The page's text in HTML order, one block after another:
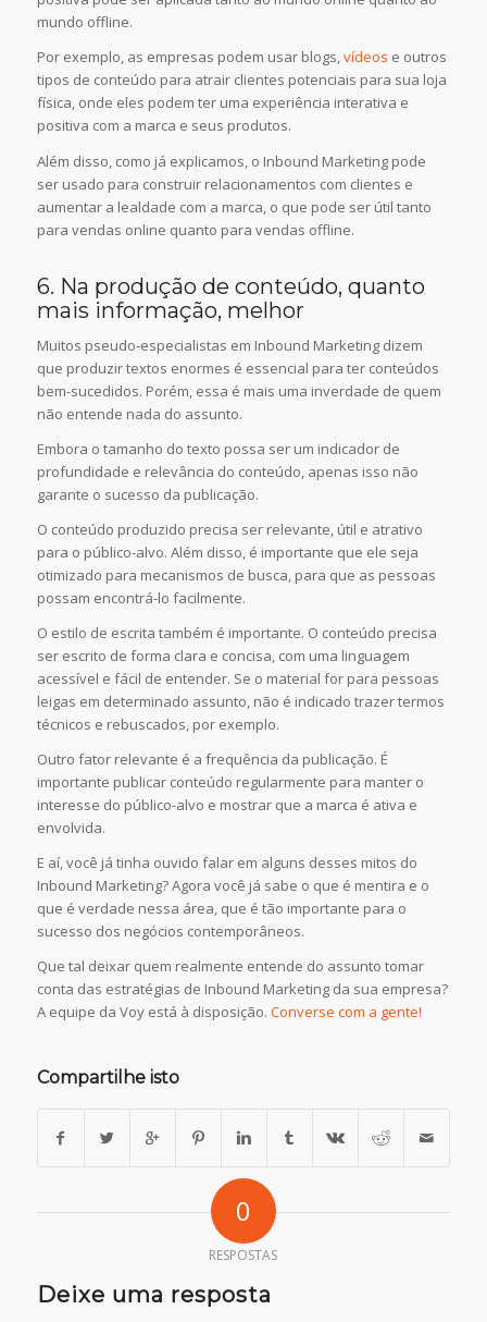
mundo offline.
Por exemplo, as empresas podem usar blogs,vídeos e outros
tipos de conteúdo para atrair clientes potenciais para sua loja
física, onde eles podem ter uma experiência interativa e
positiva com a marca e seus produtos.
Além disso, como já explicamos, o Inbound Marketing pode
ser usado para construir relacionamentos com clientes e
aumentar a lealdade com a marca, o que pode ser útil tanto
para vendas online quanto para vendas offline.
6. Na produção de conteúdo, quanto
mais informação, melhor
Muitos pseudo-especialistas em Inbound Marketing dizem
que produzir textos enormes é essencial para ter conteúdos
bem-sucedidos. Porém, essa é mais uma inverdade de quem
não entende nada do assunto.
Embora o tamanho do texto possa ser um indicador de
profundidade e relevância do conteúdo, apenas isso não
garante o sucesso da publicação.
O conteúdo produzido precisa ser relevante, útil e atrativo
para o público-alvo. Além disso, é importante que ele seja
otimizado para mecanismos de busca, para que as pessoas
possam encontrá-lo facilmente.
O estilo de escrita também é importante. O conteúdo precisa
ser escrito de forma clara e concisa, com uma linguagem
acessível e fácil de entender. Se o material for para pessoas
leigas em determinado assunto, não é indicado trazer termos
técnicos e rebuscados, por exemplo.
Outro fator relevante é a frequência da publicação. É
importante publicar conteúdo regularmente para manter o
interesse do público-alvo e mostrar que a marca é ativa e
envolvida.
E aí, você já tinha ouvido falar em alguns desses mitos do
Inbound Marketing? Agora você já sabe o que é mentira e o
que é verdade nessa área, que é tão importante para o
sucesso dos negócios contemporâneos.
Que tal deixar quem realmente entende do assunto tomar
conta das estratégias de Inbound Marketing da sua empresa?
A equipe da Voy está à disposição. Converse com a gente!
Compartilhe isto
0
RESPOSTAS
Deixe uma resposta